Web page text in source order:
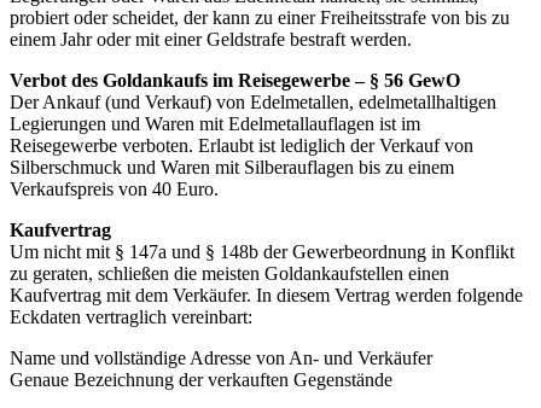
probiert oder scheidet, der kann zu einer Freiheitsstrafe von bis zu
einem Jahr oder mit einer Geldstrafe bestraft werden.
Verbot des Goldankaufs im Reisegewerbe – § 56 GewO
Der Ankauf (und Verkauf) von Edelmetallen, edelmetallhaltigen
Legierungen und Waren mit Edelmetallauflagen ist im
Reisegewerbe verboten. Erlaubt ist lediglich der Verkauf von
Silberschmuck und Waren mit Silberauflagen bis zu einem
Verkaufspreis von 40 Euro.
Kaufvertrag
Um nicht mit § 147a und § 148b der Gewerbeordnung in Konflikt
zu geraten, schließen die meisten Goldankaufstellen einen
Kaufvertrag mit dem Verkäufer. In diesem Vertrag werden folgende
Eckdaten vertraglich vereinbart:
Name und vollständige Adresse von An- und Verkäufer
Genaue Bezeichnung der verkauften Gegenstände